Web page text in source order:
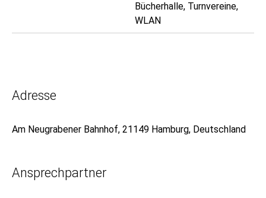
Bücherhalle, Turnvereine,
WLAN
Adresse
Am Neugrabener Bahnhof, 21149 Hamburg, Deutschland
Ansprechpartner